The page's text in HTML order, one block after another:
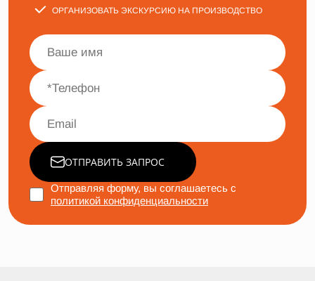
ОРГАНИЗОВАТЬ ЭКСКУРСИЮ НА ПРОИЗВОДСТВО
ОТПРАВИТЬ ЗАПРОС
Отправляя форму, вы соглашаетесь с
политикой конфиденциальности